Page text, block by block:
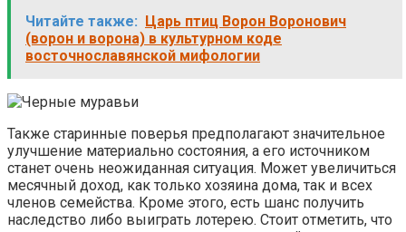
Читайте также:
Царь птиц Ворон Воронович
(ворон и ворона) в культурном коде
восточнославянской мифологии
Также старинные поверья предполагают значительное
улучшение материально состояния, а его источником
станет очень неожиданная ситуация. Может увеличиться
месячный доход, как только хозяина дома, так и всех
членов семейства. Кроме этого, есть шанс получить
наследство либо выиграть лотерею. Стоит отметить, что